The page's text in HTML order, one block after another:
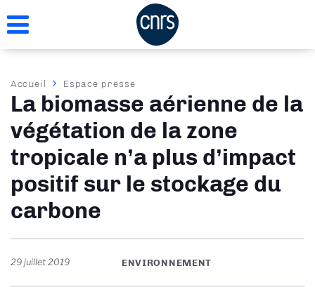
au
Fil
d'Ariane
Accueil Espace presse
La biomasse aérienne de la
végétation de la zone
tropicale n’a plus d’impact
positif sur le stockage du
carbone
29 juillet 2019 ENVIRONNEMENT